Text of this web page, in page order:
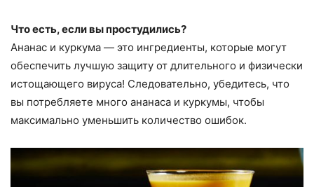
Что есть, если вы простудились?
Ананас и куркума — это ингредиенты, которые могут
обеспечить лучшую защиту от длительного и физически
истощающего вируса! Следовательно, убедитесь, что
вы потребляете много ананаса и куркумы, чтобы
максимально уменьшить количество ошибок.